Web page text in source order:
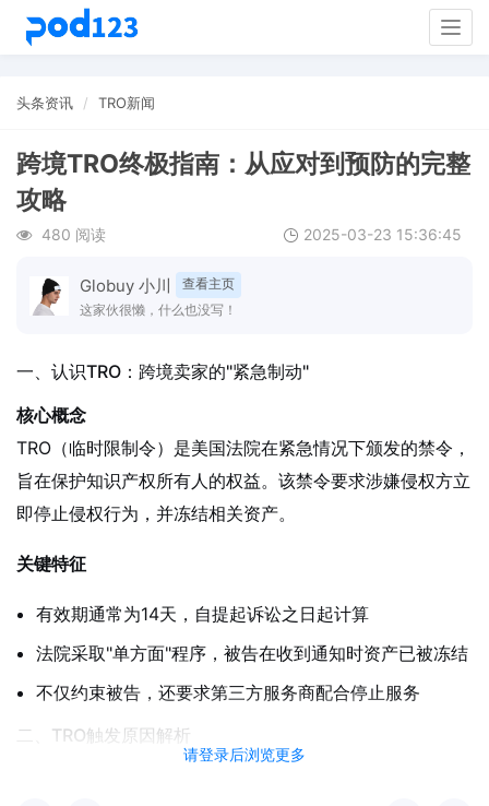
头条资讯 TRO新闻
跨境TRO终极指南：从应对到预防的完整
攻略
480 阅读 2025-03-23 15:36:45
Globuy 小川
查看主页
这家伙很懒，什么也没写！
请登录后浏览更多
一、认识TRO：跨境卖家的"紧急制动"
核心概念
TRO（临时限制令）是美国法院在紧急情况下颁发的禁令，
旨在保护知识产权所有人的权益。该禁令要求涉嫌侵权方立
即停止侵权行为，并冻结相关资产。
关键特征
有效期通常为14天，自提起诉讼之日起计算
法院采取"单方面"程序，被告在收到通知时资产已被冻结
不仅约束被告，还要求第三方服务商配合停止服务
二、TRO触发原因解析